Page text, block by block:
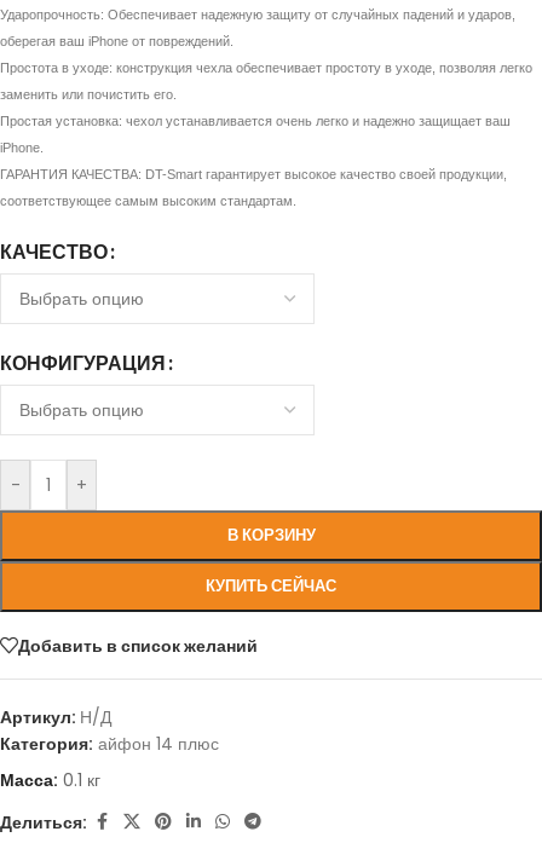
Ударопрочность: Обеспечивает надежную защиту от случайных падений и ударов,
оберегая ваш iPhone от повреждений.
Простота в уходе: конструкция чехла обеспечивает простоту в уходе, позволяя легко
заменить или почистить его.
Простая установка: чехол устанавливается очень легко и надежно защищает ваш
iPhone.
ГАРАНТИЯ КАЧЕСТВА: DT-Smart гарантирует высокое качество своей продукции,
соответствующее самым высоким стандартам.
КАЧЕСТВО
КОНФИГУРАЦИЯ
- +
В КОРЗИНУ
КУПИТЬ СЕЙЧАС
Добавить в список желаний
Артикул: Н/Д
Категория: айфон 14 плюс
Масса: 0.1 кг
Делиться: